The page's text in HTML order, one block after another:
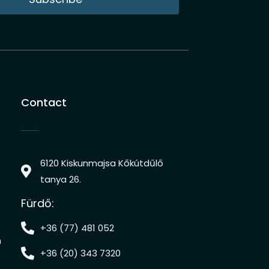
Contact
6120 Kiskunmajsa Kőkútdűlő
tanya 26.
Fürdő:
+36 (77) 481 052
+36 (20) 343 7320